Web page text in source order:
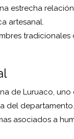
estrecha
artesanal.
tradicionales
de Luruaco,
del departamento.
asociados a